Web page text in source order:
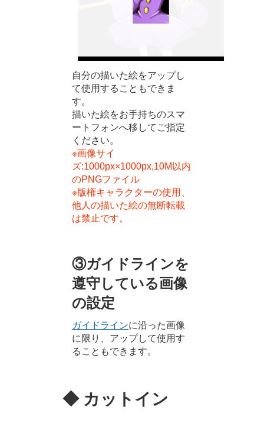
自分の描いた絵をアップし
て使用することもできま
す。
描いた絵をお手持ちのスマ
ートフォンへ移してご指定
ください。
※画像サイ
ズ:1000px×1000px,10M以内
のPNGファイル
※版権キャラクターの使用、
他人の描いた絵の無断転載
は禁止です。
③ガイドラインを
遵守している画像
の設定
ガイドラインに沿った画像
に限り、アップして使用す
ることもできます。
◆ カットイン